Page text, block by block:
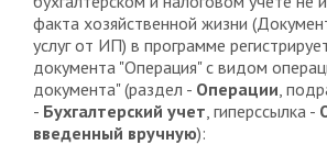
факта хозяйственной жизни
услуг от ИП) в программе
документа "Операция" с видом
документа" (раздел - Операции,
- Бухгалтерский учет, гиперссылка -
введенный вручную):